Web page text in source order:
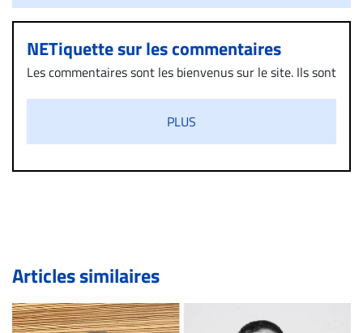
NETiquette sur les commentaires
Les commentaires sont les bienvenus sur le site. Ils sont
diffamatoire. Si malgré cette politique de modération,
un commentaire publié sur le site vous dérange, prenez
immédiatement contact par courriel (info@droit-
de validation, un droit de réponse.
Bien à vous,
PLUS
Articles similaires